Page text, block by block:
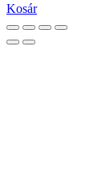
Kosár